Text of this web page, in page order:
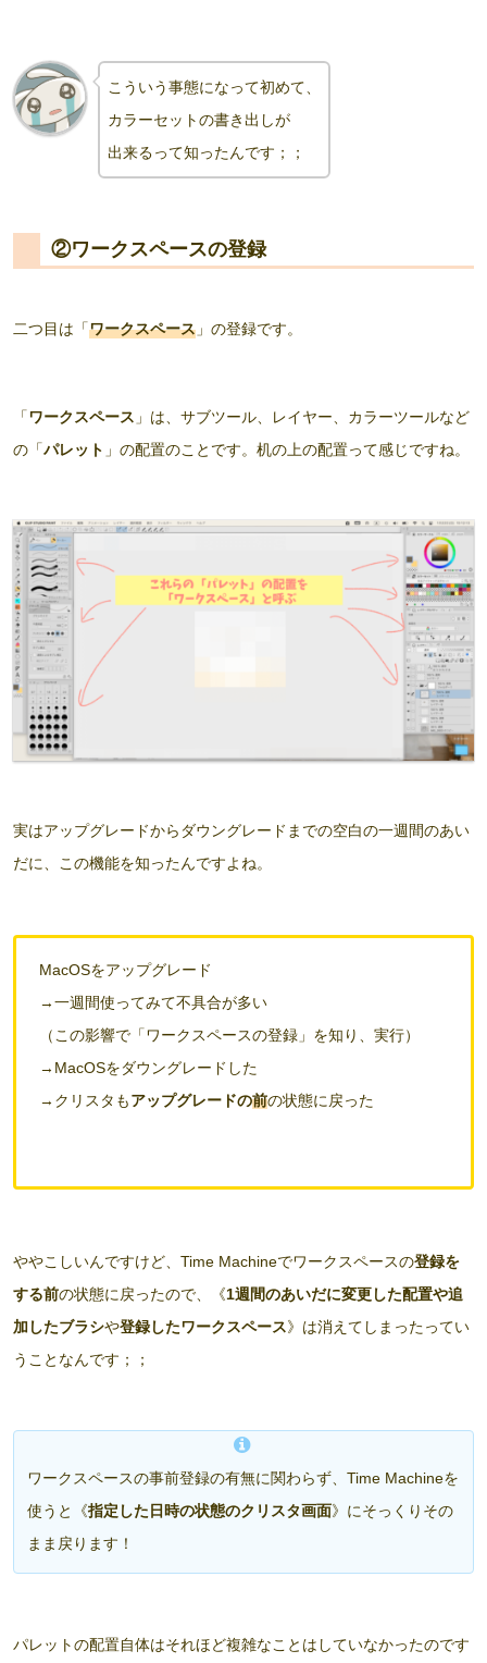
こういう事態になって初めて、
カラーセットの書き出しが
出来るって知ったんです；；
②ワークスペースの登録
二つ目は「ワークスペース 」の登録です。
「ワークスペース 」は、サブツール、レイヤー、カラーツールなど
の「パレット 」の配置のことです。机の上の配置って感じですね。
実はアップグレードからダウングレードまでの空白の一週間のあい
だに、この機能を知ったんですよね。
MacOSをアップグレード
→一週間使ってみて不具合が多い
（この影響で「ワークスペースの登録」を知り、実行）
→MacOSをダウングレードした
→クリスタもアップグレードの前の状態に戻った
ややこしいんですけど、Time Machineでワークスペースの登録を
する前の状態に戻ったので、《1週間のあいだに変更した配置や追
加したブラシや登録したワークスペース》は消えてしまったってい
うことなんです；；
ワークスペースの事前登録の有無に関わらず、Time Machineを
使うと《指定した日時の状態のクリスタ画面》にそっくりその
まま戻ります！
パレットの配置自体はそれほど複雑なことはしていなかったのです